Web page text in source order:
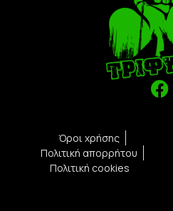
Όροι χρήσης
Πολιτική απορρήτου
Πολιτική cookies